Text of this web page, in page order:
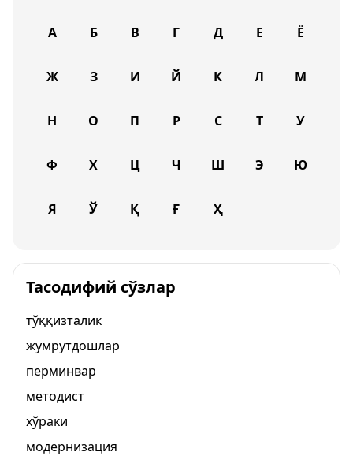
А Б В Г Д Е Ё
Ж З И Й К Л М
Н О П Р С Т У
Ф Х Ц Ч Ш Э Ю
Я Ў Қ Ғ Ҳ
Тасодифий сўзлар
тўққизталик
жумрутдошлар
перминвар
методист
хўраки
модернизация